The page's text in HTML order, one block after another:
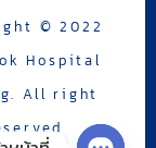
2
© 2022
Hospital
All right